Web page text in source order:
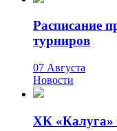
Расписание
турниров
07 Августа
Новости
ХК «Калуга»